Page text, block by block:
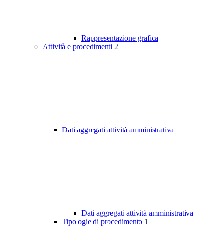
Rappresentazione grafica
Attività e procedimenti 2
Dati aggregati attività amministrativa
Dati aggregati attività amministrativa
Tipologie di procedimento 1